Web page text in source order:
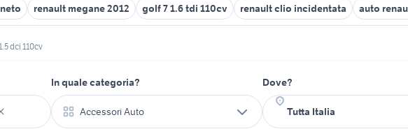
renault megane 2012 golf 7 1.6 tdi 110cv renault clio incidentata auto
dci 110cv
In quale categoria?
Accessori Auto
Dove?